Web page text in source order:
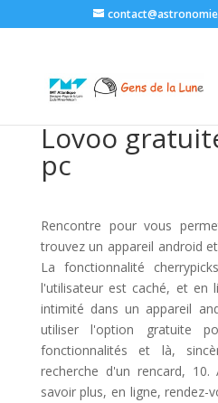
Lovoo
pc
Rencontre pour vous
trouvez un appareil android
La fonctionnalité
l'utilisateur est caché, et en
intimité dans un appareil
utiliser l'option gratuite
fonctionnalités et là,
recherche d'un rencard,
savoir plus, en ligne, rendez-